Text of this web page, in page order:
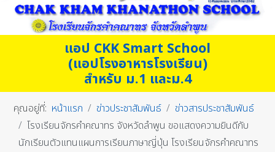
แอป CKK Smart School
(แอปโรงอาหารโรงเรียน)
สำหรับ ม.1 และม.4
คุณอยู่ที่: หน้าแรก ข่าวประชาสัมพันธ์
ข่าวสารประชาสัมพันธ์
โรงเรียนจักรคำคณาทร จังหวัดลำพูน ขอแสดงความยินดีกับ
นักเรียนตัวแทนแผนการเรียนภาษาญี่ปุ่น โรงเรียนจักรคำคณาทร